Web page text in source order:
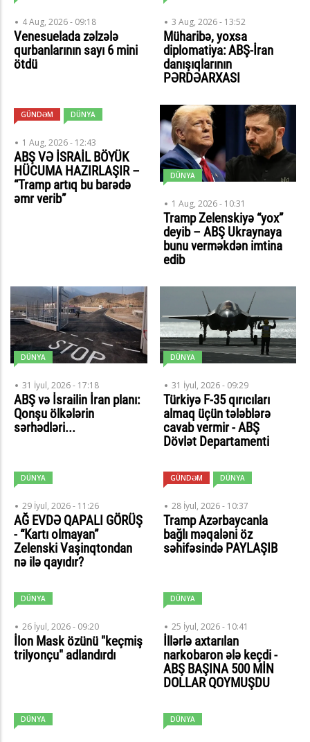
4 Aug, 2026 - 09:18
Venesuelada zəlzələ
qurbanlarının sayı 6 mini
ötdü
3 Aug, 2026 - 13:52
Müharibə, yoxsa
diplomatiya: ABŞ-İran
danışıqlarının
PƏRDƏARXASI
GÜNDƏM DÜNYA
1 Aug, 2026 - 12:43
ABŞ VƏ İSRAİL BÖYÜK
HÜCUMA HAZIRLAŞIR –
“Tramp artıq bu barədə
əmr verib”
DÜNYA
1 Aug, 2026 - 10:31
Tramp Zelenskiyə “yox”
deyib – ABŞ Ukraynaya
bunu verməkdən imtina
edib
DÜNYA
31 İyul, 2026 - 17:18
ABŞ və İsrailin İran planı:
Qonşu ölkələrin
sərhədləri...
DÜNYA
31 İyul, 2026 - 09:29
Türkiyə F-35 qırıcıları
almaq üçün tələblərə
cavab vermir - ABŞ
Dövlət Departamenti
DÜNYA
29 İyul, 2026 - 11:26
AĞ EVDƏ QAPALI GÖRÜŞ
- “Kartı olmayan”
Zelenski Vaşinqtondan
nə ilə qayıdır?
GÜNDƏM DÜNYA
28 İyul, 2026 - 10:37
Tramp Azərbaycanla
bağlı məqaləni öz
səhifəsində PAYLAŞIB
DÜNYA
26 İyul, 2026 - 09:20
İlon Mask özünü "keçmiş
trilyonçu" adlandırdı
DÜNYA
25 İyul, 2026 - 10:41
İllərlə axtarılan
narkobaron ələ keçdi -
ABŞ BAŞINA 500 MİN
DOLLAR QOYMUŞDU
DÜNYA DÜNYA